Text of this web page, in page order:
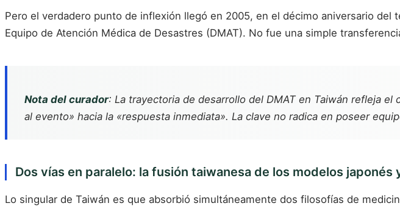
Pero el verdadero punto de inflexión llegó en 2005, en el décimo aniversario
Equipo de Atención Médica de Desastres (DMAT). No fue una simple
Nota del curador: La trayectoria de desarrollo del DMAT en Taiwán refleja
al evento» hacia la «respuesta inmediata». La clave no radica en poseer
Dos vías en paralelo: la fusión taiwanesa de los modelos japonés
Lo singular de Taiwán es que absorbió simultáneamente dos filosofías de